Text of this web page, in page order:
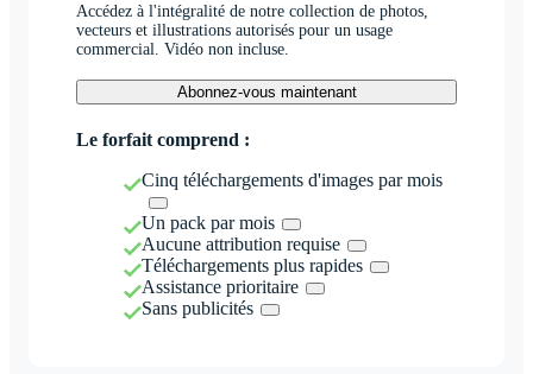
Accédez à l'intégralité de notre collection de photos,
vecteurs et illustrations autorisés pour un usage
commercial. Vidéo non incluse.
Abonnez-vous maintenant
Le forfait comprend :
Cinq téléchargements d'images par mois
Un pack par mois
Aucune attribution requise
Téléchargements plus rapides
Assistance prioritaire
Sans publicités